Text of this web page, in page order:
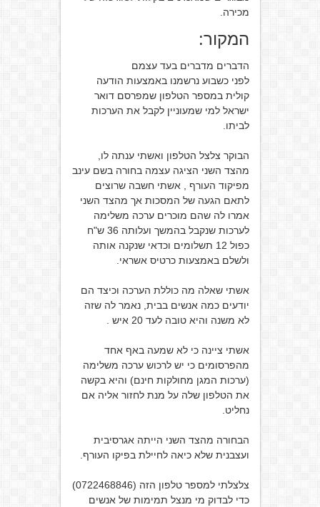
מכירה.
המקור:
הדברים מדברים בעד עצמם
לפני כשבוע נרשמנו באמצעות הודעה
קולית במספר הטלפון שמפרסם דואר
ישראל למי שמעוניין לקבל את הערכות
לביתו.
הבוקר צלצל הטלפון ואשתי ענתה לו,
מהצד השני הציגה עצמה בחורה בשם עינב
מפיקוד העורף , אשתי חשבה שרוצים
לתאם הגעה של המסכות אך מהצד השני
אמרו לה שהם מוכרים ערכה משלימה
לערכות שנקבל בהמשך ועלותה 36 ש"ח
כפול 12 תשלומים וכדאי שנקנה אותה
ולשלם באמצעות כרטיס אשראי.
אשתי שאלה מה כוללת הערכה וכיצד הם
יודעים כמה אנשים בבית, נאמר לה שזה
לא משנה והיא טובה לעד 20 איש .
אשתי ציינה כי לא שמעה באף אחד
מהפרסומים כי יש לרכוש ערכה משלימה
(ערכות המגן מחולקות חינם) והיא בקשה
את הטלפון שלה על מנת לחזור אליה אם
נחליט.
הבחורה מהצד השני הייתה אגרסיבית
ועצבנית שלא כיאה לחיילת בפיקו העורף.
צלצלתי למספר טלפון הזה (0722468846)
כדי לבדוק מי מנצל תמימות של אנשים